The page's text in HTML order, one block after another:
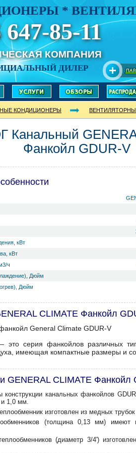
*
647-85-11
КОМПАНИЯ
ДИЛЕР
КОНДИЦИОНЕРЫ
Канальный
Фанкойл GDUR-V
кВт
кВт
ч
Дюйм
Дюйм
CLIMATE Фанкойл
General Climate GDUR-V
это серия фанкойлов различных
имеющая компактные размеры и
GENERAL CLIMATE Фанкойл
конструкции канальных фанкойлов
1,0 мм.
изготовлен из медных
(толщина 0,13 мм) имеют
(диаметр 3/4')